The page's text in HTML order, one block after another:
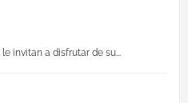
invitan a disfrutar de su...